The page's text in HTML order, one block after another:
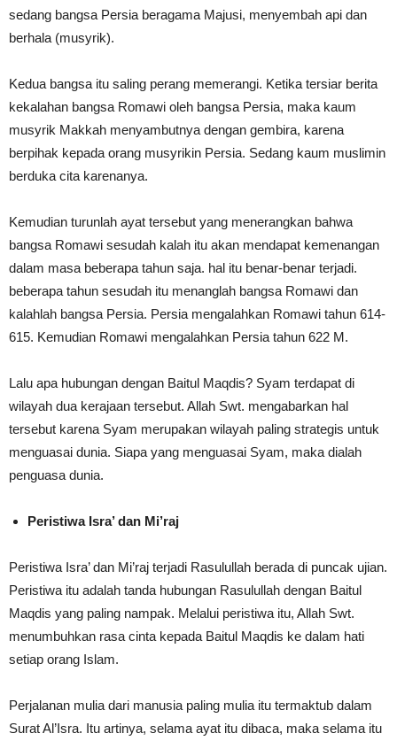
sedang bangsa Persia beragama Majusi, menyembah api dan
berhala (musyrik).
Kedua bangsa itu saling perang memerangi. Ketika tersiar berita
kekalahan bangsa Romawi oleh bangsa Persia, maka kaum
musyrik Makkah menyambutnya dengan gembira, karena
berpihak kepada orang musyrikin Persia. Sedang kaum muslimin
berduka cita karenanya.
Kemudian turunlah ayat tersebut yang menerangkan bahwa
bangsa Romawi sesudah kalah itu akan mendapat kemenangan
dalam masa beberapa tahun saja. hal itu benar-benar terjadi.
beberapa tahun sesudah itu menanglah bangsa Romawi dan
kalahlah bangsa Persia. Persia mengalahkan Romawi tahun 614-
615. Kemudian Romawi mengalahkan Persia tahun 622 M.
Lalu apa hubungan dengan Baitul Maqdis? Syam terdapat di
wilayah dua kerajaan tersebut. Allah Swt. mengabarkan hal
tersebut karena Syam merupakan wilayah paling strategis untuk
menguasai dunia. Siapa yang menguasai Syam, maka dialah
penguasa dunia.
Peristiwa Isra’ dan Mi’raj
Peristiwa Isra’ dan Mi’raj terjadi Rasulullah berada di puncak ujian.
Peristiwa itu adalah tanda hubungan Rasulullah dengan Baitul
Maqdis yang paling nampak. Melalui peristiwa itu, Allah Swt.
menumbuhkan rasa cinta kepada Baitul Maqdis ke dalam hati
setiap orang Islam.
Perjalanan mulia dari manusia paling mulia itu termaktub dalam
Surat Al’Isra. Itu artinya, selama ayat itu dibaca, maka selama itu